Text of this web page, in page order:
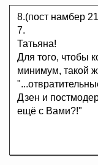
8.(пост намбер
7.
Татьяна!
Для того, чтобы
минимум, такой
Дзен и
ещё с Вами?!"